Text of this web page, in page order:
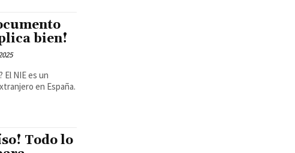
bien!
en España.
Todo lo